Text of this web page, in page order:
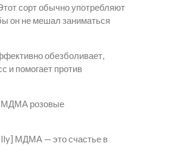
сорт обычно употребляют
он не мешал заниматься
обезболивает,
и помогает против
МДМА — это счастье в